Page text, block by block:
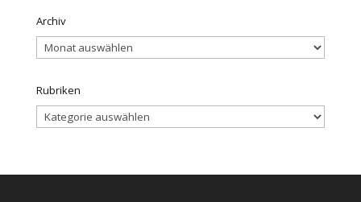
Archiv
Archiv
Rubriken
Rubriken